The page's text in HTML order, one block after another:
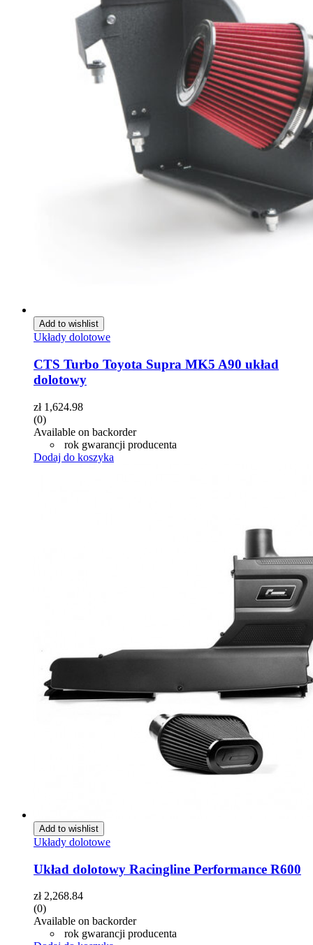
Add to wishlist
Układy dolotowe
CTS Turbo Toyota Supra MK5 A90 układ
dolotowy
zł1,624.98
(0)
Available on backorder
rok gwarancji producenta
Dodaj do koszyka
Add to wishlist
Układy dolotowe
Układ dolotowy Racingline Performance R600
zł2,268.84
(0)
Available on backorder
rok gwarancji producenta